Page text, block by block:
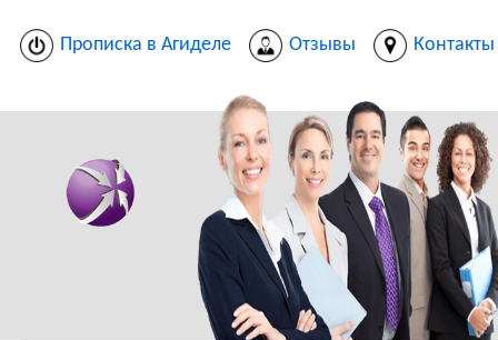
Прописка в Агиделе Отзывы Контакты